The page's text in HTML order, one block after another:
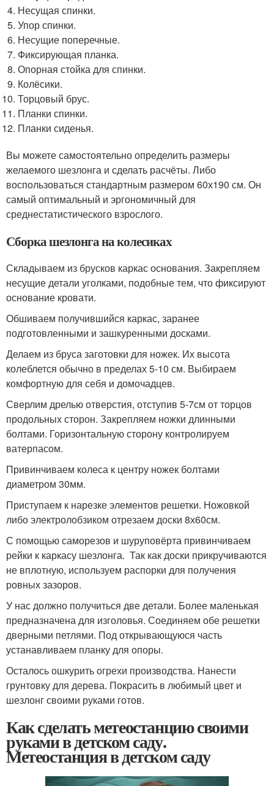
Несущая спинки.
Упор спинки.
Несущие поперечные.
Фиксирующая планка.
Опорная стойка для спинки.
Колёсики.
Торцовый брус.
Планки спинки.
Планки сиденья.
Вы можете самостоятельно определить размеры
желаемого шезлонга и сделать расчёты. Либо
воспользоваться стандартным размером 60х190 см. Он
самый оптимальный и эргономичный для
среднестатистического взрослого.
Сборка шезлонга на колесиках
Складываем из брусков каркас основания. Закрепляем
несущие детали уголками, подобные тем, что фиксируют
основание кровати.
Обшиваем получившийся каркас, заранее
подготовленными и зашкуренными досками.
Делаем из бруса заготовки для ножек. Их высота
колеблется обычно в пределах 5-10 см. Выбираем
комфортную для себя и домочадцев.
Сверлим дрелью отверстия, отступив 5-7см от торцов
продольных сторон. Закрепляем ножки длинными
болтами. Горизонтальную сторону контролируем
ватерпасом.
Привинчиваем колеса к центру ножек болтами
диаметром 30мм.
Приступаем к нарезке элементов решетки. Ножовкой
либо электролобзиком отрезаем доски 8х60см.
С помощью саморезов и шуруповёрта привинчиваем
рейки к каркасу шезлонга. Так как доски прикручиваются
не вплотную, используем распорки для получения
ровных зазоров.
У нас должно получиться две детали. Более маленькая
предназначена для изголовья. Соединяем обе решетки
дверными петлями. Под открывающуюся часть
устанавливаем планку для опоры.
Осталось ошкурить огрехи производства. Нанести
грунтовку для дерева. Покрасить в любимый цвет и
шезлонг своими руками готов.
Как сделать метеостанцию своими
руками в детском саду.
Метеостанция в детском саду